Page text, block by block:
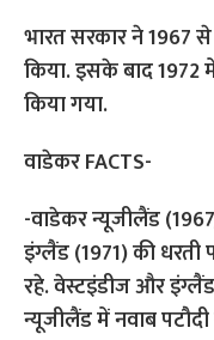
भारत सरकार ने 1967
किया. इसके बाद 1972
किया गया.
वाडेकर FACTS-
-वाडेकर न्यूजीलैंड
इंग्लैंड (1971) की धरती
रहे. वेस्टइंडीज और
न्यूजीलैंड में नवाब